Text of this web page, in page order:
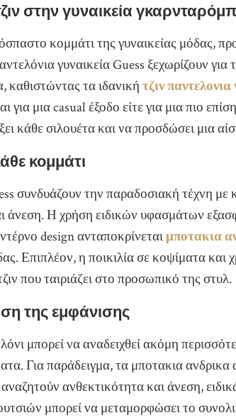
στην γυναικεία
κομμάτι της γυναικείας μόδας,
γυναικεία Guess ξεχωρίζουν
καθιστώντας τα ιδανική τζιν
για μια casual έξοδο είτε για μια πιο
κάθε σιλουέτα και να προσδώσει μια
κομμάτι
συνδυάζουν την παραδοσιακή τέχνη με
Η χρήση ειδικών υφασμάτων
design ανταποκρίνεταιμποτακια
Επιπλέον, η ποικιλία σε κοψίματα και
που ταιριάζει στο προσωπικό της στυλ.
της εμφάνισης
μπορεί να αναδειχθεί ακόμη
Για παράδειγμα, τα μποτακια ανδρικα
ανθεκτικότητα και άνεση,
μπορεί να μεταμορφώσει το